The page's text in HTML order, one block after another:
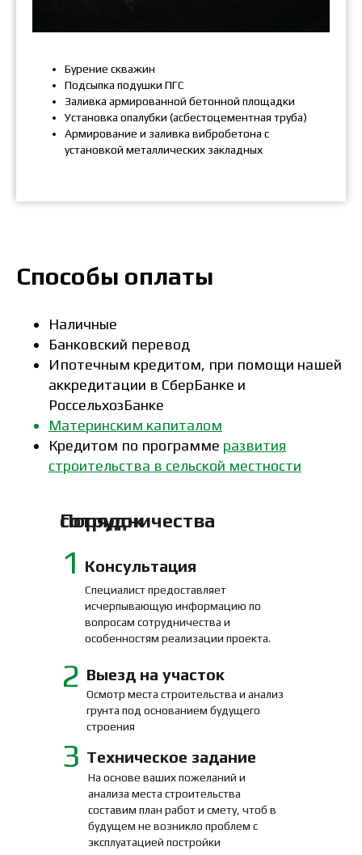
Бурение скважин
Подсыпка подушки ПГС
Заливка армированной бетонной площадки
Установка опалубки (асбестоцементная труба)
Армирование и заливка вибробетона с
установкой металлических закладных
Способы оплаты
Наличные
Банковский перевод
Ипотечным кредитом, при помощи нашей
аккредитации в СберБанке и
РоссельхозБанке
Материнским капиталом
Кредитом по программе развития
строительства в сельской местности
Специалист предоставляет
исчерпывающую информацию по
вопросам сотрудничества и
особенностям реализации проекта.
Консультация
1
Выезд на участок
Осмотр места строительства и анализ
грунта под основанием будущего
строения
2
Техническое задание
На основе ваших пожеланий и
анализа места строительства
составим план работ и смету, чтоб в
будущем не возникло проблем с
эксплуатацией постройки
3
Порядок сотрудничества